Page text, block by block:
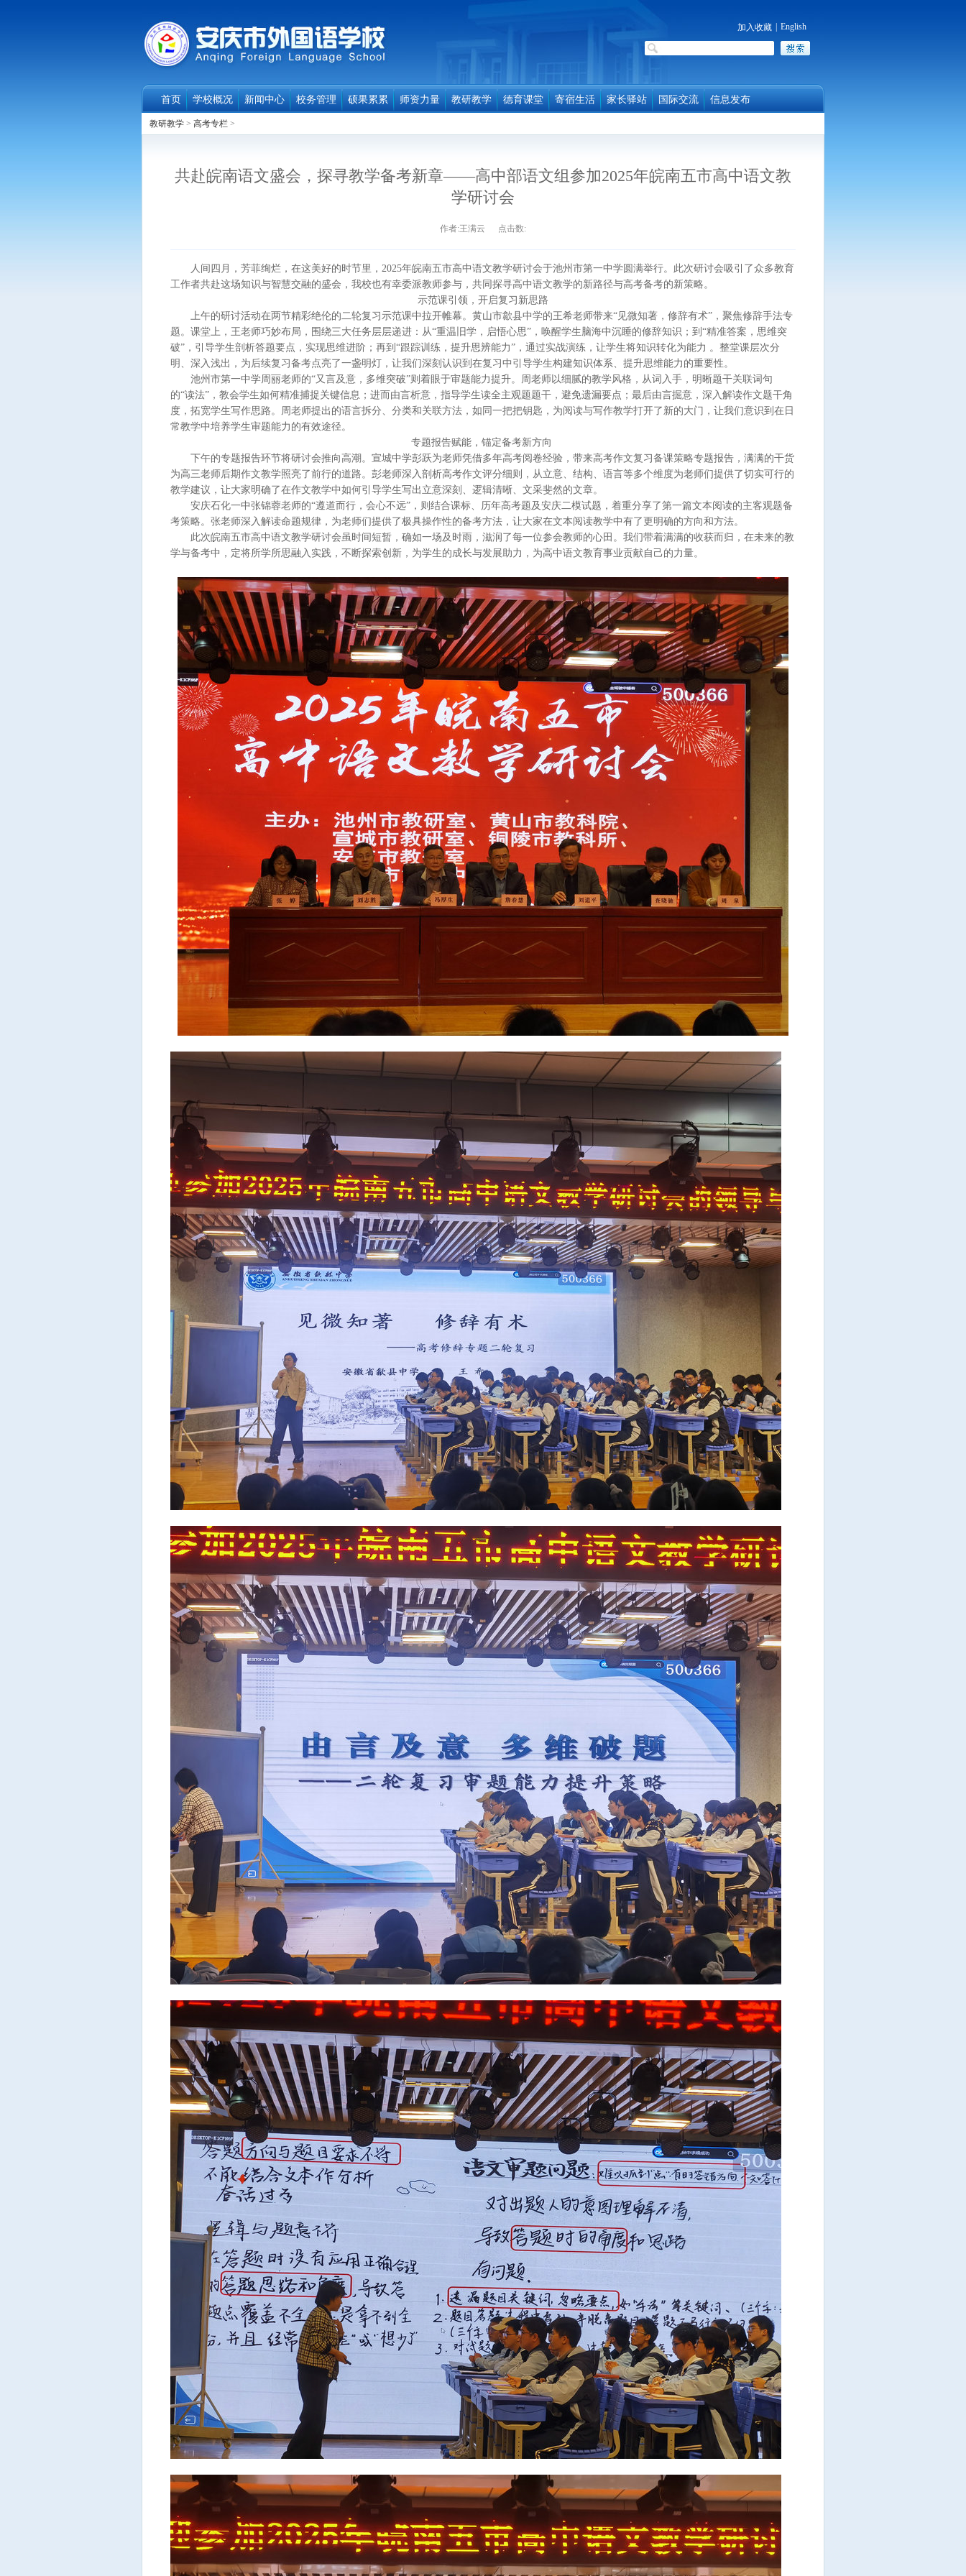
English
加入收藏
首页 学校概况 新闻中心 校务管理 硕果累累 师资力量 教研教学 德育课堂 寄宿生活 家长驿站 国际交流 信息发布
教研教学 > 高考专栏 >
共赴皖南语文盛会，探寻教学备考新章——高中部语文组参加2025年皖南五市高中语文教
学研讨会
作者:王满云 点击数:
人间四月，芳菲绚烂，在这美好的时节里，2025年皖南五市高中语文教学研讨会于池州市第一中学圆满举行。此次研讨会吸引了众多教育
工作者共赴这场知识与智慧交融的盛会，我校也有幸委派教师参与，共同探寻高中语文教学的新路径与高考备考的新策略。
示范课引领，开启复习新思路
上午的研讨活动在两节精彩绝伦的二轮复习示范课中拉开帷幕。黄山市歙县中学的王希老师带来“见微知著，修辞有术”，聚焦修辞手法专
题。课堂上，王老师巧妙布局，围绕三大任务层层递进：从“重温旧学，启悟心思”，唤醒学生脑海中沉睡的修辞知识；到“精准答案，思维突
破”，引导学生剖析答题要点，实现思维进阶；再到“跟踪训练，提升思辨能力”，通过实战演练，让学生将知识转化为能力 。整堂课层次分
明、深入浅出，为后续复习备考点亮了一盏明灯，让我们深刻认识到在复习中引导学生构建知识体系、提升思维能力的重要性。
池州市第一中学周丽老师的“又言及意，多维突破”则着眼于审题能力提升。周老师以细腻的教学风格，从词入手，明晰题干关联词句
的“读法”，教会学生如何精准捕捉关键信息；进而由言析意，指导学生读全主观题题干，避免遗漏要点；最后由言掘意，深入解读作文题干角
度，拓宽学生写作思路。周老师提出的语言拆分、分类和关联方法，如同一把把钥匙，为阅读与写作教学打开了新的大门，让我们意识到在日
常教学中培养学生审题能力的有效途径。
专题报告赋能，锚定备考新方向
下午的专题报告环节将研讨会推向高潮。宣城中学彭跃为老师凭借多年高考阅卷经验，带来高考作文复习备课策略专题报告，满满的干货
为高三老师后期作文教学照亮了前行的道路。彭老师深入剖析高考作文评分细则，从立意、结构、语言等多个维度为老师们提供了切实可行的
教学建议，让大家明确了在作文教学中如何引导学生写出立意深刻、逻辑清晰、文采斐然的文章。
安庆石化一中张锦蓉老师的“遵道而行，会心不远”，则结合课标、历年高考题及安庆二模试题，着重分享了第一篇文本阅读的主客观题备
考策略。张老师深入解读命题规律，为老师们提供了极具操作性的备考方法，让大家在文本阅读教学中有了更明确的方向和方法。
此次皖南五市高中语文教学研讨会虽时间短暂，确如一场及时雨，滋润了每一位参会教师的心田。我们带着满满的收获而归，在未来的教
学与备考中，定将所学所思融入实践，不断探索创新，为学生的成长与发展助力，为高中语文教育事业贡献自己的力量。